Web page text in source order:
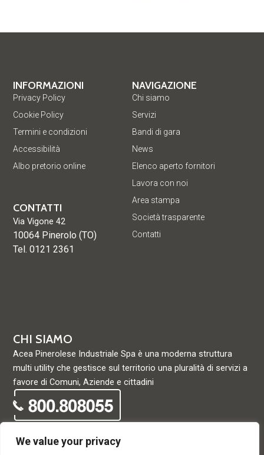
We value your privacy
CHI SIAMO
Acea Pinerolese Industriale Spa è una moderna struttura
multi utility che gestisce sul territorio una pluralità di servizi a
favore di Comuni, Aziende e cittadini
NAVIGAZIONE
Chi siamo
Servizi
Bandi di gara
News
Elenco aperto fornitori
Lavora con noi
Area stampa
Società trasparente
Contatti
INFORMAZIONI
Privacy Policy
Cookie Policy
Termini e condizioni
Accessibilità
Albo pretorio online
CONTATTI
Via Vigone 42
10064 Pinerolo (TO)
Tel. 0121 2361